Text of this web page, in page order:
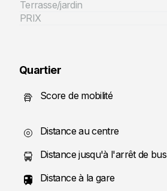
Terrasse/jardin
PRIX
Quartier
Score de mobilité
Distance au centre
Distance jusqu'à l'arrêt de bus
Distance à la gare